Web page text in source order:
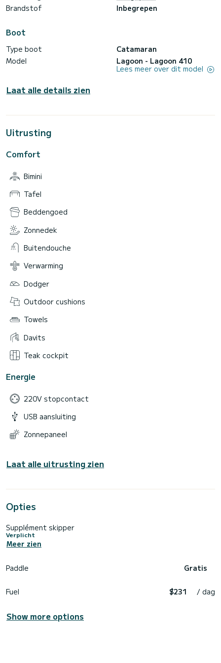
Brandstof
Inbegrepen
Boot
Type boot
Catamaran
Model
Lagoon - Lagoon 410
Lees meer over dit model
Laat alle details zien
Uitrusting
Comfort
Bimini
Tafel
Beddengoed
Zonnedek
Buitendouche
Verwarming
Dodger
Outdoor cushions
Towels
Davits
Teak cockpit
Energie
220V stopcontact
USB aansluiting
Zonnepaneel
Laat alle uitrusting zien
Opties
Supplément skipper
Verplicht
Meer zien
Paddle Gratis
Fuel $231 / dag
Show more options